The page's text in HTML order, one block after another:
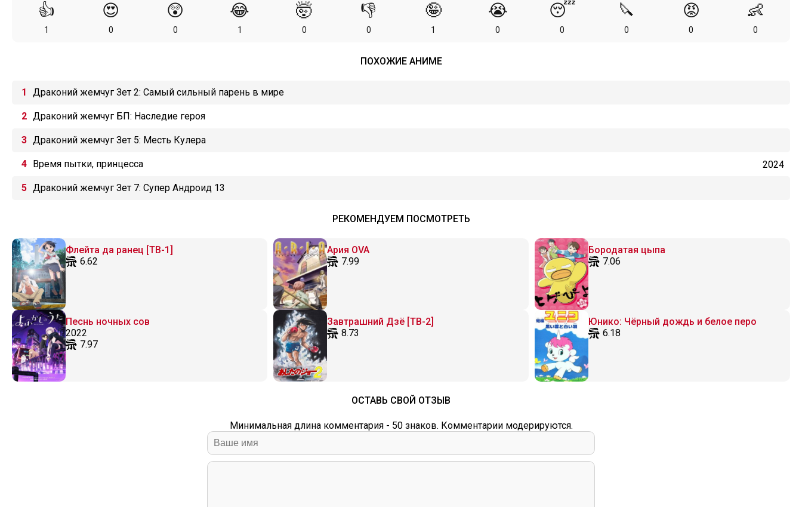
👍
1
😍
0
😲
0
😂
1
🤯
0
👎
0
🤪
1
😭
0
😴
0
🔪
0
😡
0
👶
0
ПОХОЖИЕ АНИМЕ
Драконий жемчуг Зет 2: Самый сильный парень в мире
Драконий жемчуг БП: Наследие героя
Драконий жемчуг Зет 5: Месть Кулера
Время пытки, принцесса 2024
Драконий жемчуг Зет 7: Супер Андроид 13
РЕКОМЕНДУЕМ ПОСМОТРЕТЬ
Флейта да ранец [ТВ-1]
6.62
Ария OVA
7.99
Бородатая цыпа
7.06
Песнь ночных сов
2022
7.97
Завтрашний Дзё [ТВ-2]
8.73
Юнико: Чёрный дождь и белое перо
6.18
ОСТАВЬ СВОЙ ОТЗЫВ
Минимальная длина комментария - 50 знаков. Комментарии модерируются.